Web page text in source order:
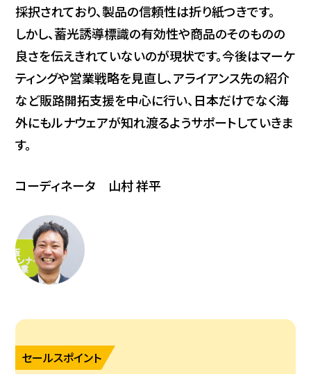
採択されており、製品の信頼性は折り紙つきです。
しかし、蓄光誘導標識の有効性や商品のそのものの
良さを伝えきれていないのが現状です。今後はマーケ
ティングや営業戦略を見直し、アライアンス先の紹介
など販路開拓支援を中心に行い、日本だけでなく海
外にもルナウェアが知れ渡るようサポートしていきま
す。
コーディネータ 山村 祥平
セールスポイント